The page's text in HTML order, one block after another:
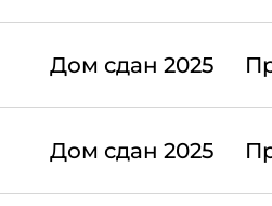
Дом сдан 2025
Дом сдан 2025